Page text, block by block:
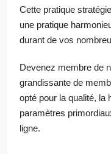
Cette pratique
une pratique
durant de vos
Devenez membre de
grandissante de
opté pour la qualité, la
paramètres
ligne.